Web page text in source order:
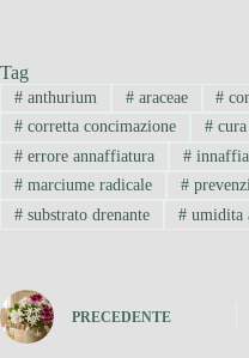
Tag
#anthurium #araceae #
#corretta concimazione #cura
#errore annaffiatura #
#marciume radicale #
#substrato drenante #umidita
PRECEDENTE